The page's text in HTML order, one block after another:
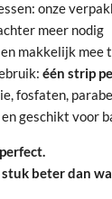
onze
meer nodig
makkelijk mee
één strip
fosfaten,
geschikt voor
beter dan